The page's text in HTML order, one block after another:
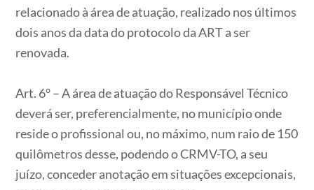
relacionado à área de atuação, realizado nos últimos
dois anos da data do protocolo da ART a ser
renovada.
Art. 6° – A área de atuação do Responsável Técnico
deverá ser, preferencialmente, no município onde
reside o profissional ou, no máximo, num raio de 150
quilômetros desse, podendo o CRMV-TO, a seu
juízo, conceder anotação em situações excepcionais,